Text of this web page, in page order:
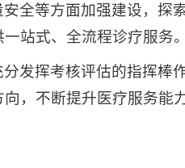
全等方面加强建设，
站式、全流程诊疗服务。
发挥考核评估的指挥
，不断提升医疗服务能